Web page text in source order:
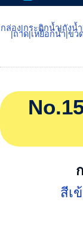
กล่อง|กระติกน้ำ|ถังน้ำ
|ถาด|เหยือกน้ำ|ขว
สีเ